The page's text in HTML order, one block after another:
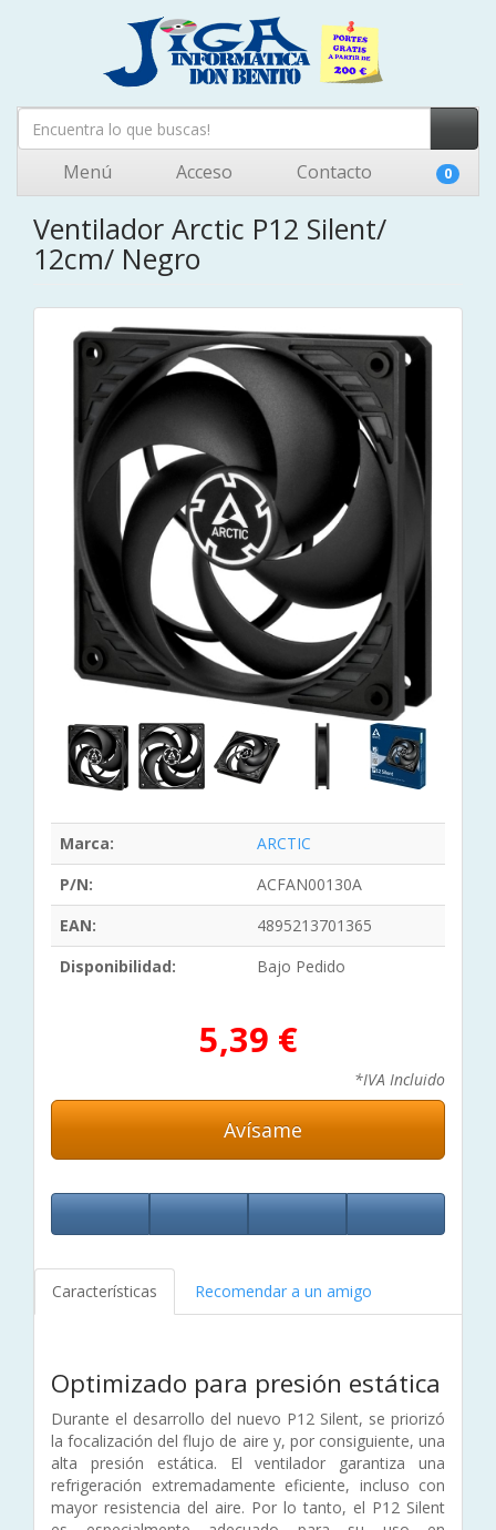
Menú Acceso Contacto 0
Ventilador Arctic P12 Silent/
12cm/ Negro
Marca:
ARCTIC
P/N:
ACFAN00130A
EAN:
4895213701365
Disponibilidad:
Bajo Pedido
5,39 €
*IVA Incluido
Avísame
Características Recomendar a un amigo
Optimizado para presión estática
Durante el desarrollo del nuevo P12 Silent, se priorizó
la focalización del flujo de aire y, por consiguiente, una
alta presión estática. El ventilador garantiza una
refrigeración extremadamente eficiente, incluso con
mayor resistencia del aire. Por lo tanto, el P12 Silent